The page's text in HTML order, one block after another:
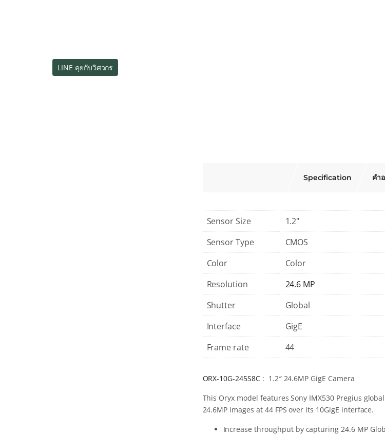
LINE คุยกับวิศวกร
Specification คำ
Sensor Size
1.2"
Sensor Type
CMOS
Color
Color
Resolution
24.6 MP
Shutter
Global
Interface
GigE
Frame rate
44
ORX-10G-245S8C: 1.2″ 24.6MP GigE Camera
This Oryx model features Sony IMX530 Pregius
24.6MP images at 44 FPS over its 10GigE interface.
Increase throughput by capturing 24.6 MP